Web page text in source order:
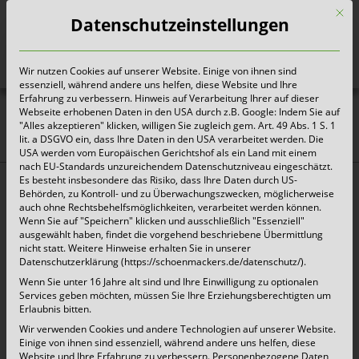
Heute für morgen sorgen
Terminverschiebungen
Rhein-Erftkreis und Kreis
Düren: Gelbe Tonne und
Restabfall
Aufgrund von Personal- und Fahrzeugausfällen
können die nachfolgenden Touren nicht wie
geplant heute, am 07.07. sondern erst am
09.07.2022 nachgefahren werden. Bitte lassen Sie
daher Ihre Tonnen noch draußen stehen.
Mit
Datenschutzeinstellungen
Wir nutzen Cookies auf unserer Website. Einige von ihnen sind
essenziell, während andere uns helfen, diese Website und Ihre
Erfahrung zu verbessern. Hinweis auf Verarbeitung Ihrer auf dieser
Webseite erhobenen Daten in den USA durch z.B. Google: Indem Sie auf
"Alles akzeptieren" klicken, willigen Sie zugleich gem. Art. 49 Abs. 1 S. 1
lit. a DSGVO ein, dass Ihre Daten in den USA verarbeitet werden. Die
USA werden vom Europäischen Gerichtshof als ein Land mit einem
nach EU-Standards unzureichendem Datenschutzniveau eingeschätzt.
Es besteht insbesondere das Risiko, dass Ihre Daten durch US-
Behörden, zu Kontroll- und zu Überwachungszwecken, möglicherweise
auch ohne Rechtsbehelfsmöglichkeiten, verarbeitet werden können.
Wenn Sie auf "Speichern" klicken und ausschließlich "Essenziell"
ausgewählt haben, findet die vorgehend beschriebene Übermittlung
nicht statt. Weitere Hinweise erhalten Sie in unserer
Datenschutzerklärung (https://schoenmackers.de/datenschutz/).
Wenn Sie unter 16 Jahre alt sind und Ihre Einwilligung zu optionalen
Services geben möchten, müssen Sie Ihre Erziehungsberechtigten um
Erlaubnis bitten.
Wir verwenden Cookies und andere Technologien auf unserer Website.
Einige von ihnen sind essenziell, während andere uns helfen, diese
Website und Ihre Erfahrung zu verbessern. Personenbezogene Daten